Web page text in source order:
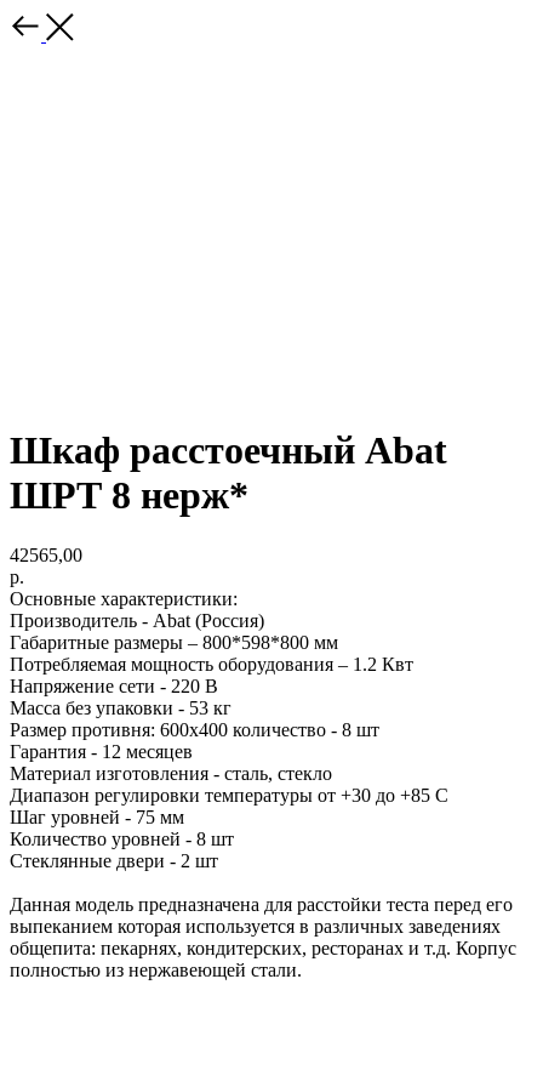
Шкаф расстоечный Abat
ШРТ 8 нерж*
42565,00
р.
Основные характеристики:
Производитель - Abat (Россия)
Габаритные размеры – 800*598*800 мм
Потребляемая мощность оборудования – 1.2 Квт
Напряжение сети - 220 В
Масса без упаковки - 53 кг
Размер противня: 600х400 количество - 8 шт
Гарантия - 12 месяцев
Материал изготовления - сталь, стекло
Диапазон регулировки температуры от +30 до +85 С
Шаг уровней - 75 мм
Количество уровней - 8 шт
Стеклянные двери - 2 шт
Данная модель предназначена для расстойки теста перед его
выпеканием которая используется в различных заведениях
общепита: пекарнях, кондитерских, ресторанах и т.д. Корпус
полностью из нержавеющей стали.